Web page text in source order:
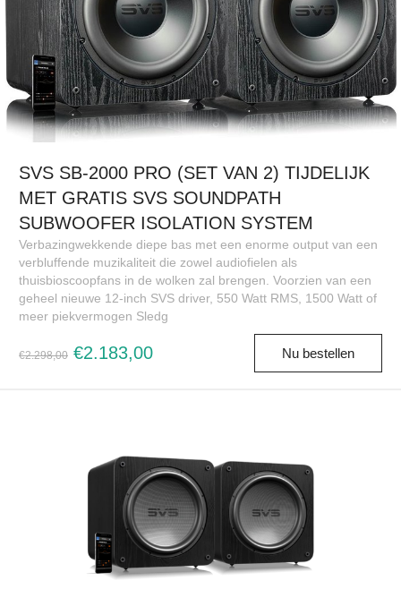
SVS SB-2000 PRO (SET VAN 2) TIJDELIJK
MET GRATIS SVS SOUNDPATH
SUBWOOFER ISOLATION SYSTEM
Verbazingwekkende diepe bas met een enorme output van een
verbluffende muzikaliteit die zowel audiofielen als
thuisbioscoopfans in de wolken zal brengen. Voorzien van een
geheel nieuwe 12-inch SVS driver, 550 Watt RMS, 1500 Watt of
meer piekvermogen Sledg
€2.298,00 €2.183,00 Nu bestellen